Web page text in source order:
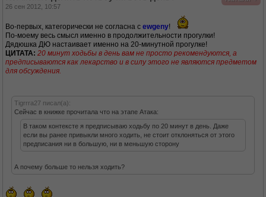
26 сен 2012, 10:57
Во-первых, категорически не согласна с ewgeny!
По-моему весь смысл именно в продолжительности прогулки!
Дядюшка ДЮ настаивает именно на 20-минутной прогулке!
ЦИТАТА: 20 минут ходьбы в день вам не просто рекомендуются, а
предписываются как лекарство и в силу этого не являются предметом
для обсуждения.
Tigrrra27 писал(а):
Сейчас в книжке прочитала что на этапе Атака:
В таком контексте я предписываю ходьбу по 20 минут в день. Даже
если вы ранее привыкли много ходить, не стоит отклоняться от этого
предписания ни в большую, ни в меньшую сторону
А почему больше то нельзя ходить?